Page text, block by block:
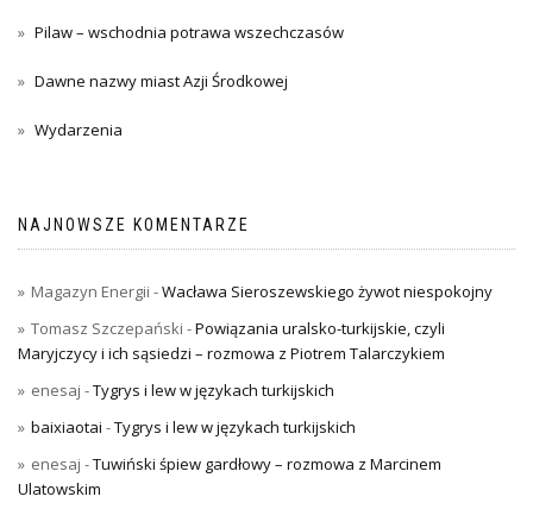
Pilaw – wschodnia potrawa wszechczasów
Dawne nazwy miast Azji Środkowej
Wydarzenia
NAJNOWSZE KOMENTARZE
Magazyn Energii -Wacława Sieroszewskiego żywot niespokojny
Tomasz Szczepański -Powiązania uralsko-turkijskie, czyli
Maryjczycy i ich sąsiedzi – rozmowa z Piotrem Talarczykiem
enesaj -Tygrys i lew w językach turkijskich
baixiaotai -Tygrys i lew w językach turkijskich
enesaj -Tuwiński śpiew gardłowy – rozmowa z Marcinem
Ulatowskim